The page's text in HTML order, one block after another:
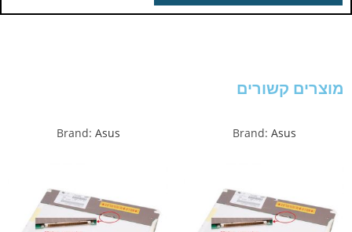
מוצרים קשורים
Brand: Asus
Brand: Asus